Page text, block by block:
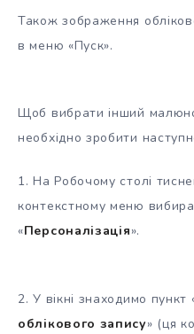
Також зображення
в меню «Пуск».
Щоб вибрати інший
необхідно зробити
1. На Робочому столі
контекстному меню
«Персоналізація».
2. У вікні знаходимо пункт
облікового запису» (ця